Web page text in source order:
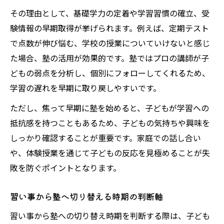
その理由として、基礎学力の定着や学習習慣の確立、受
験情報の早期取得が挙げられます。例えば、定期テスト
で点数が伸び悩む、学校の授業についていけないと感じ
た場合、塾の活用が効果的です。塾ではプロの講師が子
どもの弱点を分析し、個別にフォローしてくれるため、
学習の遅れを早期に取り戻しやすいです。
ただし、焦って早期に塾を始めると、子どもが学習への
抵抗感を持つこともあるため、子どもの気持ちや興味を
しっかり確認することが重要です。家庭での話し合い
や、体験授業を通じて子どもの反応を見極めることが失
敗を防ぐポイントとなります。
習い事から塾へ切り替える時期の判断軸
習い事から塾への切り替え時期を判断する際は、子ども